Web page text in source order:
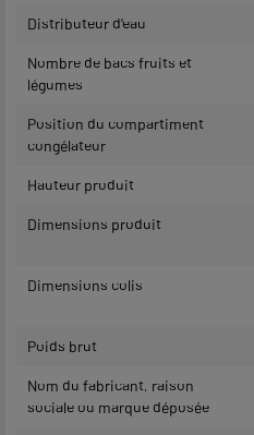
Distributeur d'eau
Nombre de bacs fruits et
légumes
Position du compartiment
congélateur
Hauteur produit
Dimensions produit
Dimensions colis
Poids brut
Nom du fabricant, raison
sociale ou marque déposée